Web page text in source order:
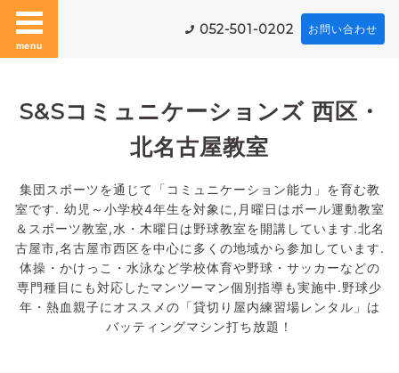
menu
052-501-0202 お問い合わせ
S&Sコミュニケーションズ 西区・
北名古屋教室
集団スポーツを通じて「コミュニケーション能力」を育む教
室です. 幼児～小学校4年生を対象に,月曜日はボール運動教室
＆スポーツ教室,水・木曜日は野球教室を開講しています.北名
古屋市,名古屋市西区を中心に多くの地域から参加しています.
体操・かけっこ・水泳など学校体育や野球・サッカーなどの
専門種目にも対応したマンツーマン個別指導も実施中.野球少
年・熱血親子にオススメの「貸切り屋内練習場レンタル」は
バッティングマシン打ち放題！